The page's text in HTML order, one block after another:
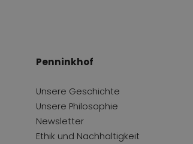
Penninkhof
Unsere Geschichte
Unsere Philosophie
Newsletter
Ethik und Nachhaltigkeit